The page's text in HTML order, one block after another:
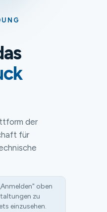
der
für
oben
zu
einzusehen.